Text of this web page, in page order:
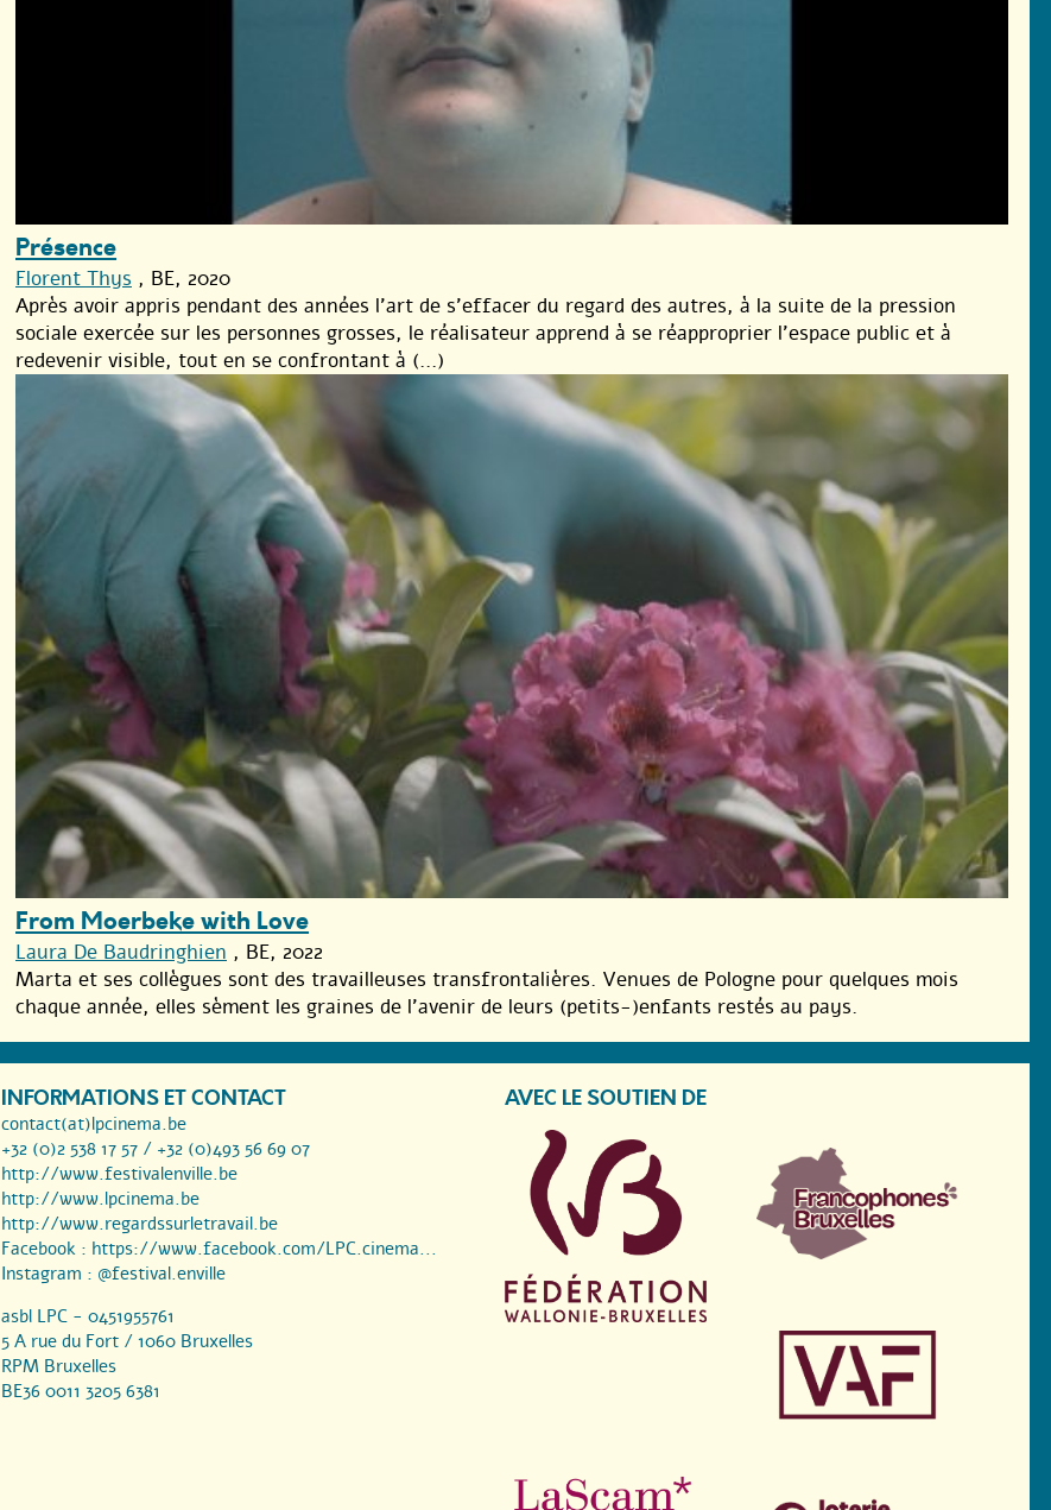
Présence
Florent Thys , BE, 2020
Après avoir appris pendant des années l’art de s’effacer du regard des autres, à la suite de la pression
sociale exercée sur les personnes grosses, le réalisateur apprend à se réapproprier l’espace public et à
redevenir visible, tout en se confrontant à (...)
From Moerbeke with Love
Laura De Baudringhien , BE, 2022
Marta et ses collègues sont des travailleuses transfrontalières. Venues de Pologne pour quelques mois
chaque année, elles sèment les graines de l’avenir de leurs (petits-)enfants restés au pays.
INFORMATIONS ET CONTACT
contact(at)lpcinema.be
+32 (0)2 538 17 57 / +32 (0)493 56 69 07
http://www.festivalenville.be
http://www.lpcinema.be
http://www.regardssurletravail.be
Facebook : https://www.facebook.com/LPC.cinema...
Instagram : @festival.enville
asbl LPC - 0451955761
5 A rue du Fort / 1060 Bruxelles
RPM Bruxelles
BE36 0011 3205 6381
AVEC LE SOUTIEN DE